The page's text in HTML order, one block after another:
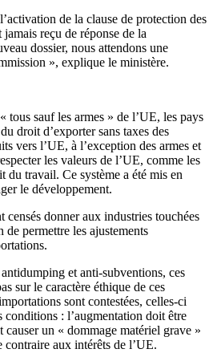
de la clause de protection des
reçu de réponse de la
dossier, nous attendons une
», explique le ministère.
tous sauf les armes » de l’UE, les pays
droit d’exporter sans taxes des
vers l’UE, à l’exception des armes et
les valeurs de l’UE, comme les
du travail. Ce système a été mis en
le développement.
censés donner aux industries touchées
de permettre les ajustements
et anti-subventions, ces
sur le caractère éthique de ces
sont contestées, celles-ci
conditions : l’augmentation doit être
un « dommage matériel grave »
contraire aux intérêts de l’UE.